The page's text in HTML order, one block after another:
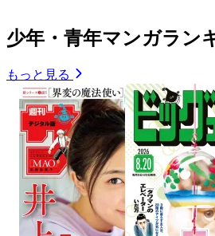
少年・青年マンガラン
もっと見る